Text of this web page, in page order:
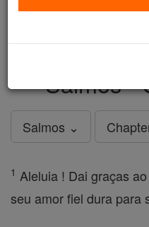
just$5, the cost of a
in faith. Thank you.
Salmos -
Salmos ⌄
1 Aleluia ! Dai graças
seu amor fiel dura para